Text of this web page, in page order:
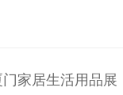
家居生活用品展